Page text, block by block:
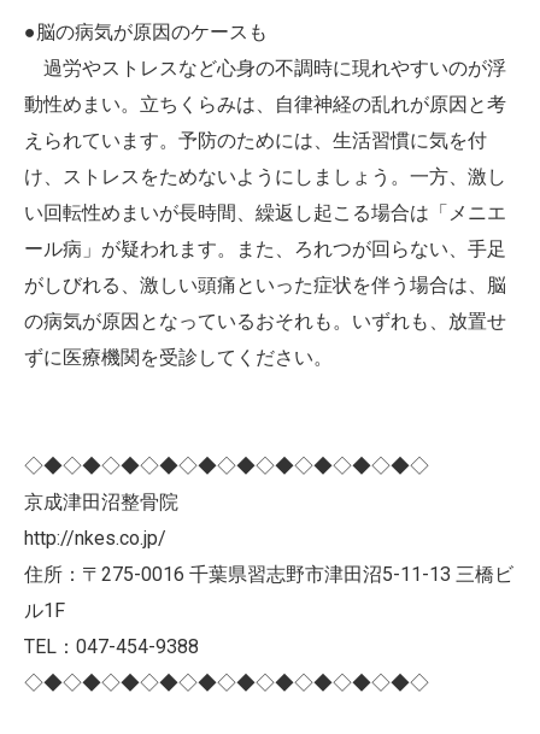
●脳の病気が原因のケースも
過労やストレスなど心身の不調時に現れやすいのが浮
動性めまい。立ちくらみは、自律神経の乱れが原因と考
えられています。予防のためには、生活習慣に気を付
け、ストレスをためないようにしましょう。一方、激し
い回転性めまいが長時間、繰返し起こる場合は「メニエ
ール病」が疑われます。また、ろれつが回らない、手足
がしびれる、激しい頭痛といった症状を伴う場合は、脳
の病気が原因となっているおそれも。いずれも、放置せ
ずに医療機関を受診してください。
◇◆◇◆◇◆◇◆◇◆◇◆◇◆◇◆◇◆◇◆◇
京成津田沼整骨院
http://nkes.co.jp/
住所：〒275-0016 千葉県習志野市津田沼5-11-13 三橋ビ
ル1F
TEL：047-454-9388
◇◆◇◆◇◆◇◆◇◆◇◆◇◆◇◆◇◆◇◆◇